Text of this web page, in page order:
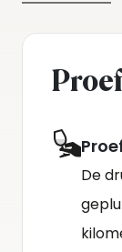
De